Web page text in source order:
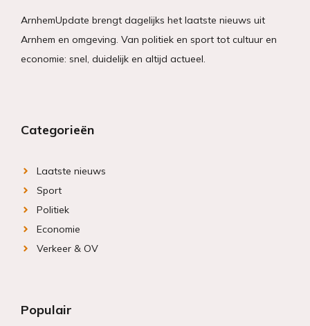
ArnhemUpdate brengt dagelijks het laatste nieuws uit
Arnhem en omgeving. Van politiek en sport tot cultuur en
economie: snel, duidelijk en altijd actueel.
Categorieën
Laatste nieuws
Sport
Politiek
Economie
Verkeer & OV
Populair